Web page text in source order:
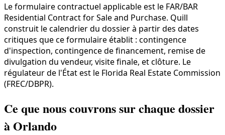
Le formulaire contractuel applicable est le FAR/BAR
Residential Contract for Sale and Purchase. Quill
construit le calendrier du dossier à partir des dates
critiques que ce formulaire établit : contingence
d'inspection, contingence de financement, remise de
divulgation du vendeur, visite finale, et clôture. Le
régulateur de l'État est le Florida Real Estate Commission
(FREC/DBPR).
Ce que nous couvrons sur chaque dossier
à Orlando